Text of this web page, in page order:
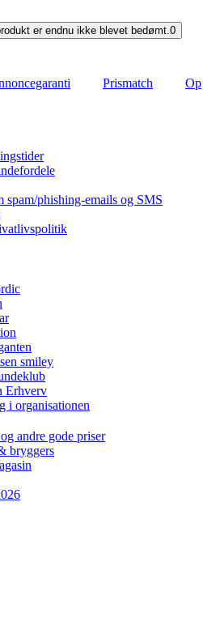
er endnu ikke blevet bedømt.0
Prismatch
Op
spam/phishing-emails og SMS
smiley
Erhverv
i organisationen
andre gode priser
bryggers